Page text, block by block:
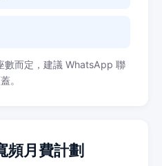
數而定，建議 WhatsApp 聯
。
頻月費計劃